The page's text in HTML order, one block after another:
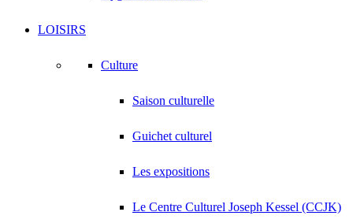
LOISIRS
Culture
Saison culturelle
Guichet culturel
Les expositions
Le Centre Culturel Joseph Kessel (CCJK)